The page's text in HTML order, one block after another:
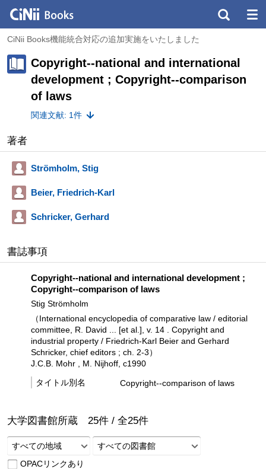
CiNii Books機能統合対応の追加実施をいたしました
Copyright--national and international
development ; Copyright--comparison
of laws
関連文献: 1件
著者
Strömholm, Stig
Beier, Friedrich-Karl
Schricker, Gerhard
書誌事項
Copyright--national and international development ;
Copyright--comparison of laws
Stig Strömholm
（International encyclopedia of comparative law / editorial
committee, R. David ... [et al.], v. 14 . Copyright and
industrial property / Friedrich-Karl Beier and Gerhard
Schricker, chief editors ; ch. 2-3）
J.C.B. Mohr , M. Nijhoff, c1990
タイトル別名
Copyright--comparison of laws
大学図書館所蔵 25件 / 全25件
すべての地域
すべての図書館
OPACリンクあり